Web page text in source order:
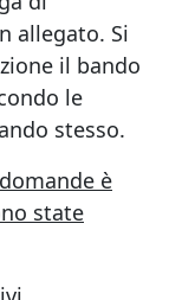
allegato. Si
il bando
le
stesso.
è
state